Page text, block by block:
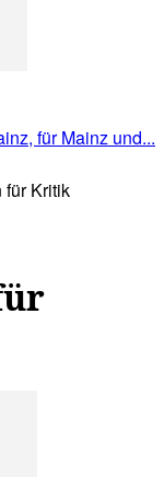
für Kritik